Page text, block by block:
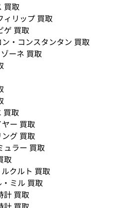
買取
ィリップ 買取
ゲ 買取
・コンスタンタン 買取
ーネ 買取
買取
ー 買取
グ 買取
ュラー 買取
取
クルト 買取
ミル 買取
計 買取